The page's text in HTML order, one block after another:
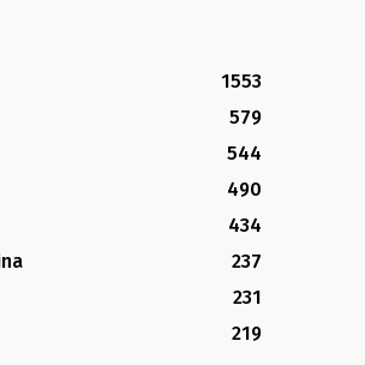
1553
579
544
490
434
237
231
219